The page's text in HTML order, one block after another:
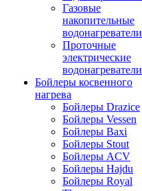
Газовые
накопительные
водонагреватели
Проточные
электрические
водонагреватели
Бойлеры косвенного
нагрева
Бойлеры Drazice
Бойлеры Vessen
Бойлеры Baxi
Бойлеры Stout
Бойлеры ACV
Бойлеры Hajdu
Бойлеры Royal